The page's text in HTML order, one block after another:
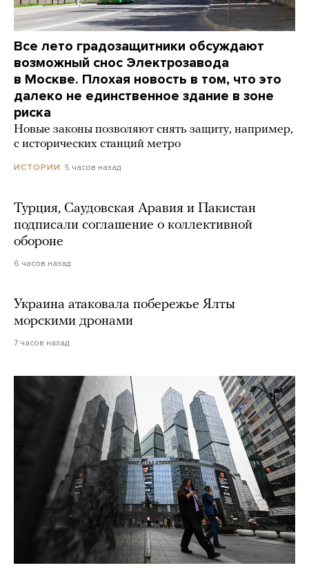
Все лето градозащитники обсуждают
возможный снос Электрозавода
в Москве. Плохая новость в том, что это
далеко не единственное здание в зоне
риска
Новые законы позволяют снять защиту, например,
с исторических станций метро
ИСТОРИИ 5 часов назад
Турция, Саудовская Аравия и Пакистан
подписали соглашение о коллективной
обороне
6 часов назад
Украина атаковала побережье Ялты
морскими дронами
7 часов назад